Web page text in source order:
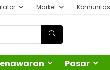
Market Komunitas
Pasar